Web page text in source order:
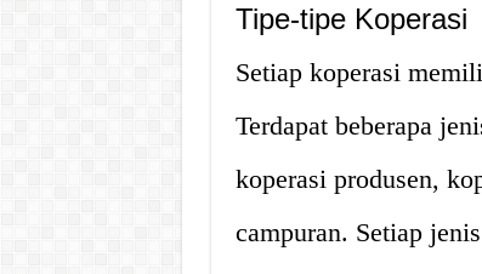
Tipe-tipe Koperasi
Setiap koperasi
Terdapat beberapa
koperasi produsen,
campuran. Setiap